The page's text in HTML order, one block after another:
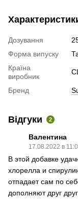
Дозування
Форма випуску
Країна
виробник
Бренд
Відгуки 2
Валентина
17.08.2022 в
В этой добавке
хлорелла и
отпадает сам по
дополняют друг